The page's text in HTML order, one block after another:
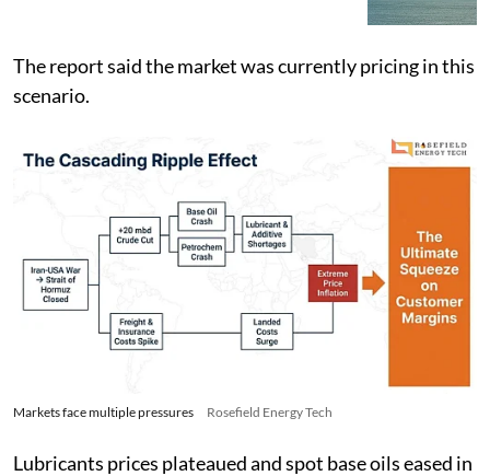
The report said the market was currently pricing in this
scenario.
Markets face multiple pressures Rosefield Energy Tech
Lubricants prices plateaued and spot base oils eased in